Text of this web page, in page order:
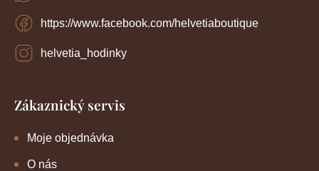
https://www.facebook.com/helvetiaboutique
helvetia_hodinky
Zákaznický servis
Moje objednávka
O nás